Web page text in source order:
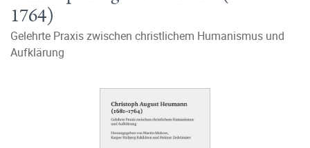
1764)
Gelehrte Praxis zwischen christlichem Humanismus und
Aufklärung